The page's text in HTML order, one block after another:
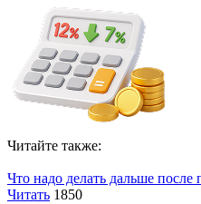
Читайте также:
Что надо делать дальше после
Читать 1850